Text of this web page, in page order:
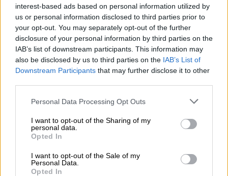
interest-based ads based on personal information utilized by
us or personal information disclosed to third parties prior to
your opt-out. You may separately opt-out of the further
disclosure of your personal information by third parties on the
IAB’s list of downstream participants. This information may
also be disclosed by us to third parties on the IAB’s List of
Downstream Participants that may further disclose it to other
Personal Data Processing Opt Outs
I want to opt-out of the Sharing of my
personal data.
Opted In
I want to opt-out of the Sale of my
Personal Data.
Opted In
La vacunación infantil avanza a
pasos agigantados con un 11,2% del
total en apenas cinco días
¿La ciudadanía de Occidente
es consciente del riesgo de
Geopolítica de Crisis